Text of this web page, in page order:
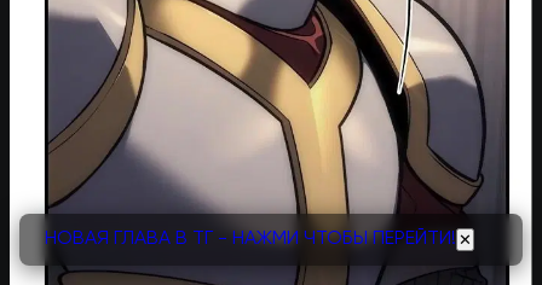
НОВАЯ ГЛАВА В ТГ - НАЖМИ ЧТОБЫ ПЕРЕЙТИ! ✕